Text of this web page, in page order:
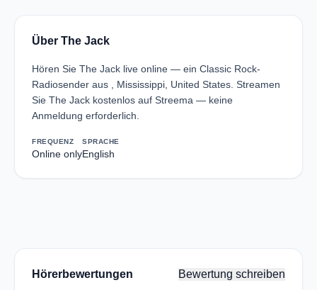
Über The Jack
Hören Sie The Jack live online — ein Classic Rock-
Radiosender aus , Mississippi, United States. Streamen
Sie The Jack kostenlos auf Streema — keine
Anmeldung erforderlich.
FREQUENZ
Online only
SPRACHE
English
Hörerbewertungen Bewertung schreiben